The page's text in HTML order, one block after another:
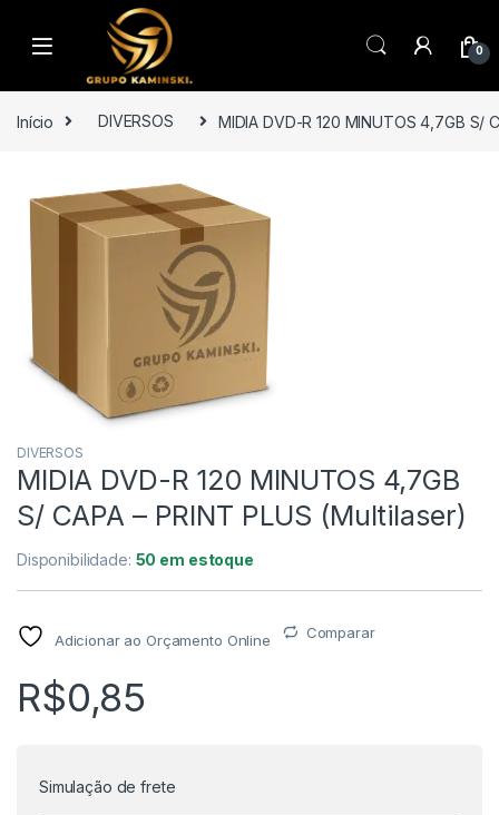
Saltar para navegação
Pular para o conteúdo
0
Início DIVERSOS MIDIA DVD-R 120 MINUTOS 4,7GB S/
DIVERSOS
MIDIA DVD-R 120 MINUTOS 4,7GB
S/ CAPA – PRINT PLUS (Multilaser)
Disponibilidade: 50 em estoque
Adicionar ao Orçamento Online Comparar
R$0,85
Simulação de frete